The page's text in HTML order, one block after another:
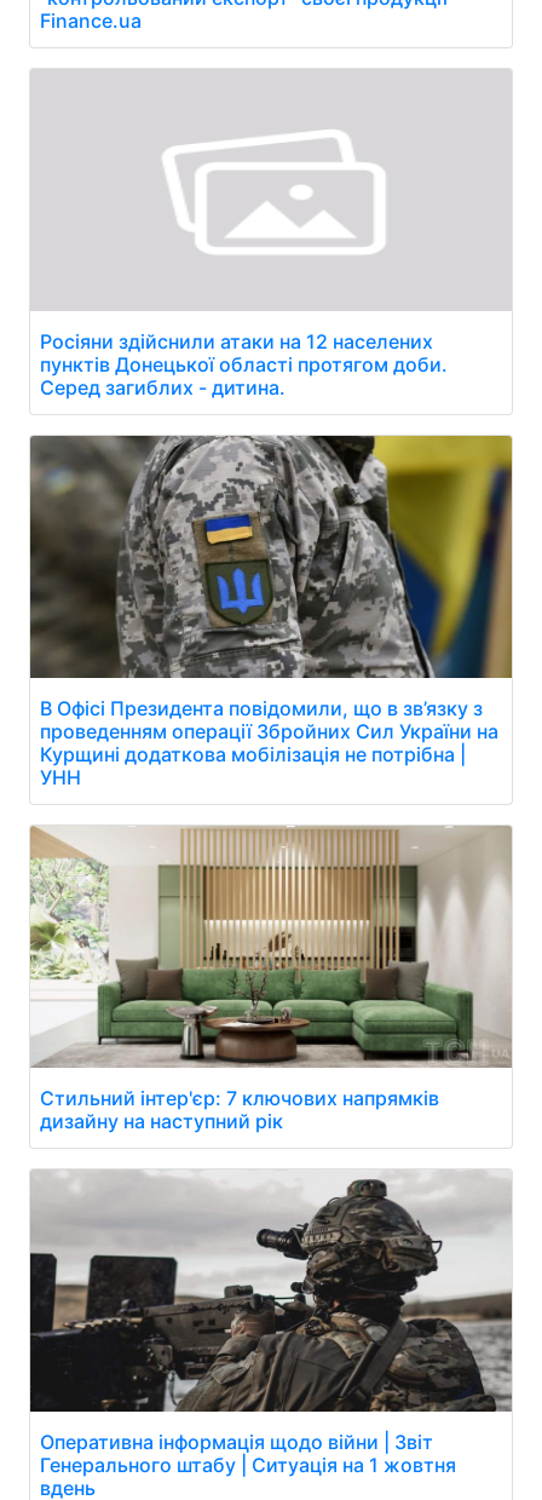
Finance.ua
Росіяни здійснили атаки на 12 населених
пунктів Донецької області протягом доби.
Серед загиблих - дитина.
В Офісі Президента повідомили, що в зв’язку з
проведенням операції Збройних Сил України на
Курщині додаткова мобілізація не потрібна |
УНН
Стильний інтер'єр: 7 ключових напрямків
дизайну на наступний рік
Оперативна інформація щодо війни | Звіт
Генерального штабу | Ситуація на 1 жовтня
вдень